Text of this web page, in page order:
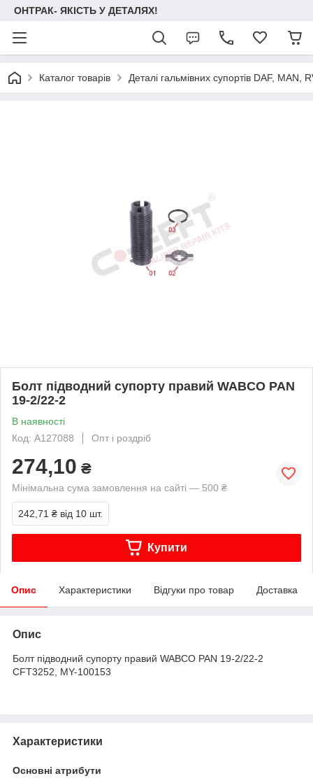
ОНТРАК- ЯКІСТЬ У ДЕТАЛЯХ!
Каталог товарів Деталі гальмівних супортів DAF,
Болт підводний супорту правий WABCO PAN
19-2/22-2
В наявності
Код: A127088
Опт і роздріб
274,10 ₴
Мінімальна сума замовлення на сайті — 500 ₴
242,71 ₴ від 10 шт.
Купити
Опис Характеристики Відгуки про товар Доставка
Опис
Болт підводний супорту правий WABCO PAN 19-2/22-2
CFT3252, MY-100153
Характеристики
Основні атрибути